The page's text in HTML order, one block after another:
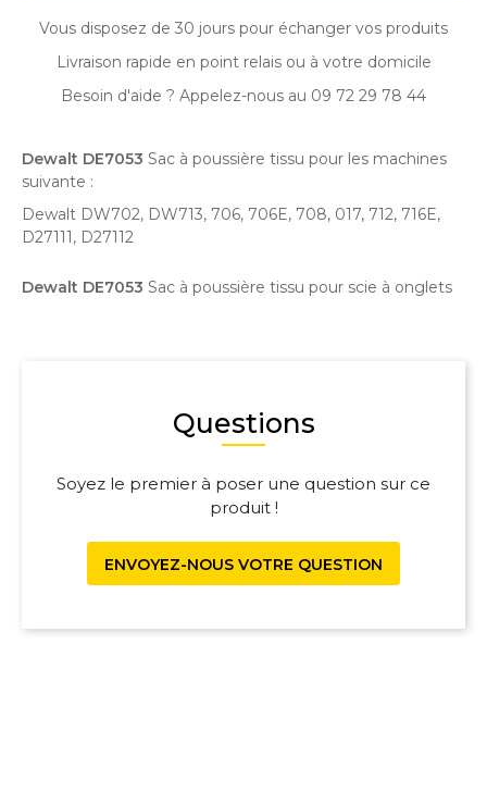
Vous disposez de 30 jours pour échanger vos produits
Livraison rapide en point relais ou à votre domicile
Besoin d'aide ? Appelez-nous au 09 72 29 78 44
Dewalt DE7053 Sac à poussière tissu pour les machines
suivante :
Dewalt DW702, DW713, 706, 706E, 708, 017, 712, 716E,
D27111, D27112
Dewalt DE7053 Sac à poussière tissu pour scie à onglets
Questions
Soyez le premier à poser une question sur ce
produit !
ENVOYEZ-NOUS VOTRE QUESTION